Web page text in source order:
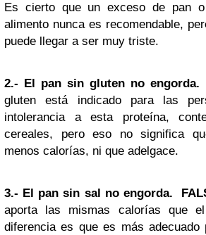
Es cierto que un exceso de pan
alimento nunca es recomendable,
puede llegar a ser muy triste.
2.- El pan sin gluten no engorda.
gluten está indicado para las
intolerancia a esta proteína,
cereales, pero eso no significa
menos calorías, ni que adelgace.
3.- El pan sin sal no engorda.
aporta las mismas calorías que
diferencia es que es más adecuado